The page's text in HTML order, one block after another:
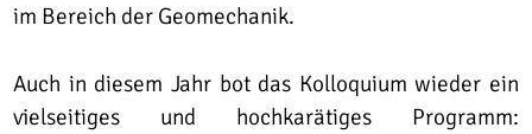
im Bereich der Geomechanik.
Auch in diesem Jahr bot das Kolloquium wieder ein
vielseitiges und hochkarätiges Programm: